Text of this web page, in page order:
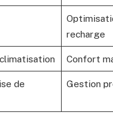
recharge
Confort
de
Gestion